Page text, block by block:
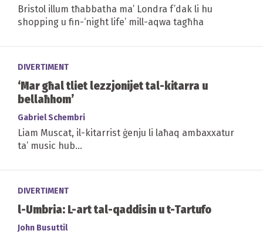
Bristol illum tħabbatha ma’ Londra f’dak li hu
shopping u fin-‘night life’ mill-aqwa tagħha
DIVERTIMENT
‘Mar għal tliet lezzjonijet tal-kitarra u
bellaħhom’
Gabriel Schembri
Liam Muscat, il-kitarrist ġenju li laħaq ambaxxatur
ta’ music hub...
DIVERTIMENT
l-Umbria: L-art tal-qaddisin u t-Tartufo
John Busuttil